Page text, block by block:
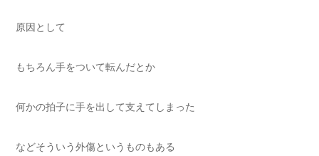
原因として
もちろん手をついて転んだとか
何かの拍子に手を出して支えてしまった
などそういう外傷というものもある